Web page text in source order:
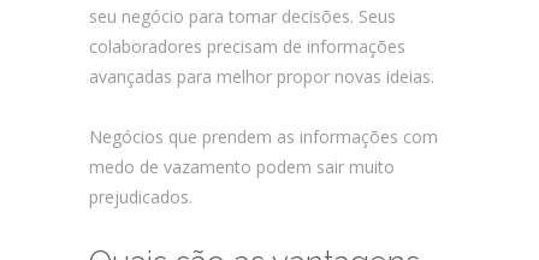
seu negócio para tomar decisões. Seus
colaboradores precisam de informações
avançadas para melhor propor novas ideias.
Negócios que prendem as informações com
medo de vazamento podem sair muito
prejudicados.